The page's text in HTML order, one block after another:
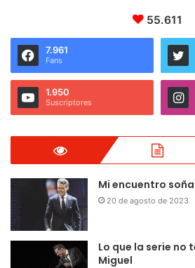
55.611
7.961
Fans
1.950
Suscriptores
Mi encuentro
20 de agosto de 2023
Lo que la serie no
Miguel